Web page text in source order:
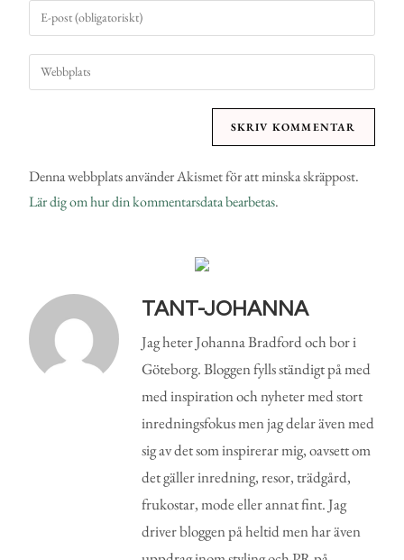
Denna webbplats använder Akismet för att minska skräppost.
Lär dig om hur din kommentarsdata bearbetas.
TANT-JOHANNA
Jag heter Johanna Bradford och bor i
Göteborg. Bloggen fylls ständigt på med
med inspiration och nyheter med stort
inredningsfokus men jag delar även med
sig av det som inspirerar mig, oavsett om
det gäller inredning, resor, trädgård,
frukostar, mode eller annat fint. Jag
driver bloggen på heltid men har även